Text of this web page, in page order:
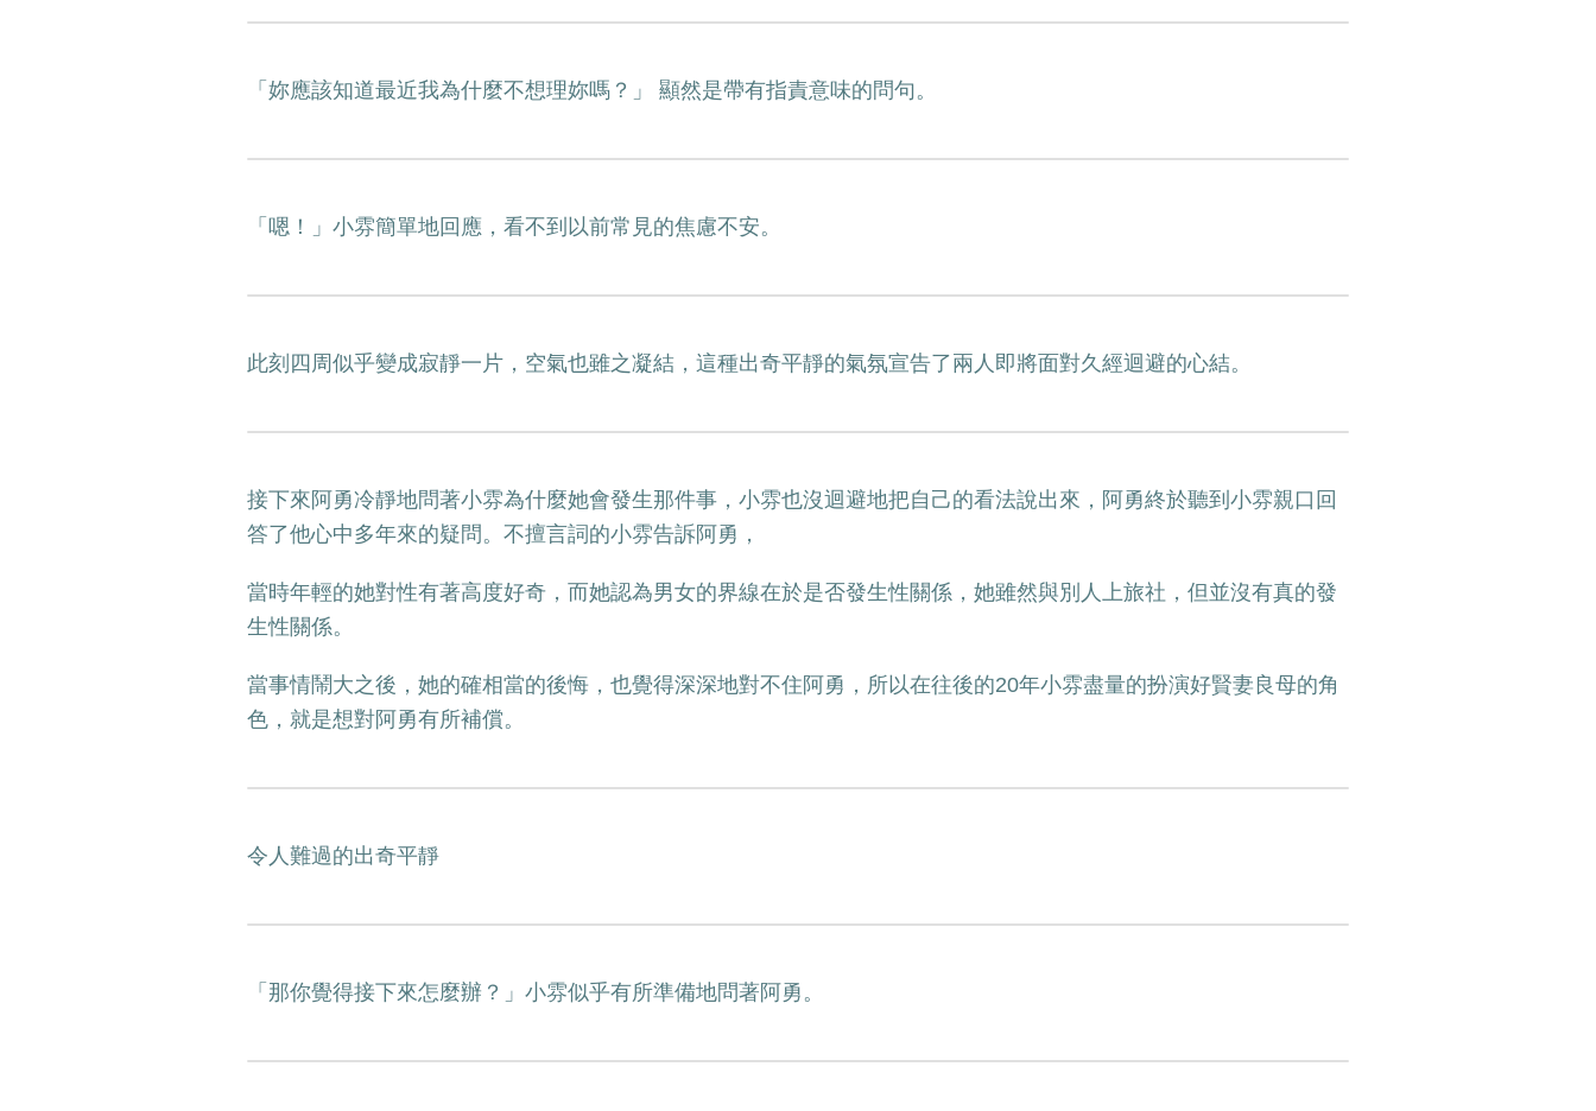
「妳應該知道最近我為什麼不想理妳嗎？」 顯然是帶有指責意味的問句。
「嗯！」小雰簡單地回應，看不到以前常見的焦慮不安。
此刻四周似乎變成寂靜一片，空氣也雖之凝結，這種出奇平靜的氣氛宣告了兩人即將面對久經迴避的心結。
接下來阿勇冷靜地問著小雰為什麼她會發生那件事，小雰也沒迴避地把自己的看法說出來，阿勇終於聽到小雰親口回
答了他心中多年來的疑問。不擅言詞的小雰告訴阿勇，
當時年輕的她對性有著高度好奇，而她認為男女的界線在於是否發生性關係，她雖然與別人上旅社，但並沒有真的發
生性關係。
當事情鬧大之後，她的確相當的後悔，也覺得深深地對不住阿勇，所以在往後的20年小雰盡量的扮演好賢妻良母的角
色，就是想對阿勇有所補償。
令人難過的出奇平靜
「那你覺得接下來怎麼辦？」小雰似乎有所準備地問著阿勇。